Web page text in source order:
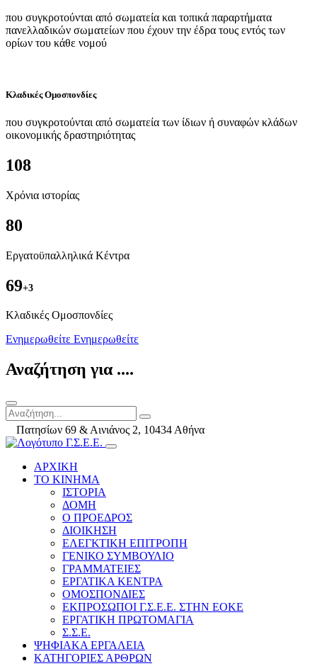
που συγκροτούνται από σωματεία και τοπικά παραρτήματα
πανελλαδικών σωματείων που έχουν την έδρα τους εντός των
ορίων του κάθε νομού
Κλαδικές Ομοσπονδίες
που συγκροτούνται από σωματεία των ίδιων ή συναφών κλάδων
οικονομικής δραστηριότητας
108
Χρόνια ιστορίας
80
Εργατοϋπαλληλικά Κέντρα
69+3
Kλαδικές Ομοσπονδίες
Ενημερωθείτε Ενημερωθείτε
Αναζήτηση για ....
Πατησίων 69 & Αινιάνος 2, 10434 Αθήνα
ΑΡΧΙΚΗ
ΤΟ ΚΙΝΗΜΑ
ΙΣΤΟΡΙΑ
ΔΟΜΗ
Ο ΠΡΟΕΔΡΟΣ
ΔΙΟΙΚΗΣΗ
ΕΛΕΓΚΤΙΚΗ ΕΠΙΤΡΟΠΗ
ΓΕΝΙΚΟ ΣΥΜΒΟΥΛΙΟ
ΓΡΑΜΜΑΤΕΙΕΣ
ΕΡΓΑΤΙΚΑ ΚΕΝΤΡΑ
ΟΜΟΣΠΟΝΔΙΕΣ
ΕΚΠΡΟΣΩΠΟΙ Γ.Σ.Ε.Ε. ΣΤΗΝ ΕΟΚΕ
ΕΡΓΑΤΙΚΗ ΠΡΩΤΟΜΑΓΙΑ
Σ.Σ.Ε.
ΨΗΦΙΑΚΑ ΕΡΓΑΛΕΙΑ
ΚΑΤΗΓΟΡΙΕΣ ΑΡΘΡΩΝ